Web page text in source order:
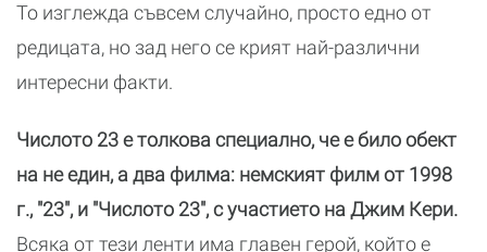
То изглежда съвсем случайно, просто едно от
редицата, но зад него се крият най-различни
интересни факти.
Числото 23 е толкова специално, че е било обект
на не един, а два филма: немският филм от 1998
г., "23", и "Числото 23", с участието на Джим Кери.
Всяка от тези ленти има главен герой, който е